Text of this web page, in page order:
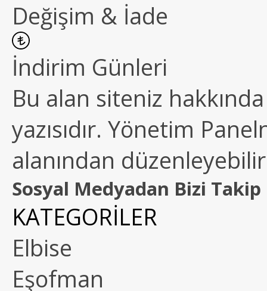
Değişim & İade
İndirim Günleri
Bu alan siteniz
yazısıdır. Yönetim
alanından
Sosyal Medyadan Bizi Takip
KATEGORİLER
Elbise
Eşofman